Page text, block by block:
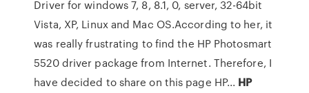
Driver for windows 7, 8, 8.1, 0, server, 32-64bit
Vista, XP, Linux and Mac OS.According to her, it
was really frustrating to find the HP Photosmart
5520 driver package from Internet. Therefore, I
have decided to share on this page HP... HP